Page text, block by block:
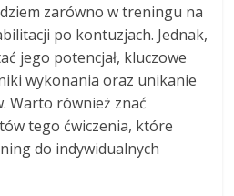
zarówno w treningu na
po kontuzjach. Jednak,
jego potencjał, kluczowe
wykonania oraz unikanie
Warto również znać
tego ćwiczenia, które
do indywidualnych